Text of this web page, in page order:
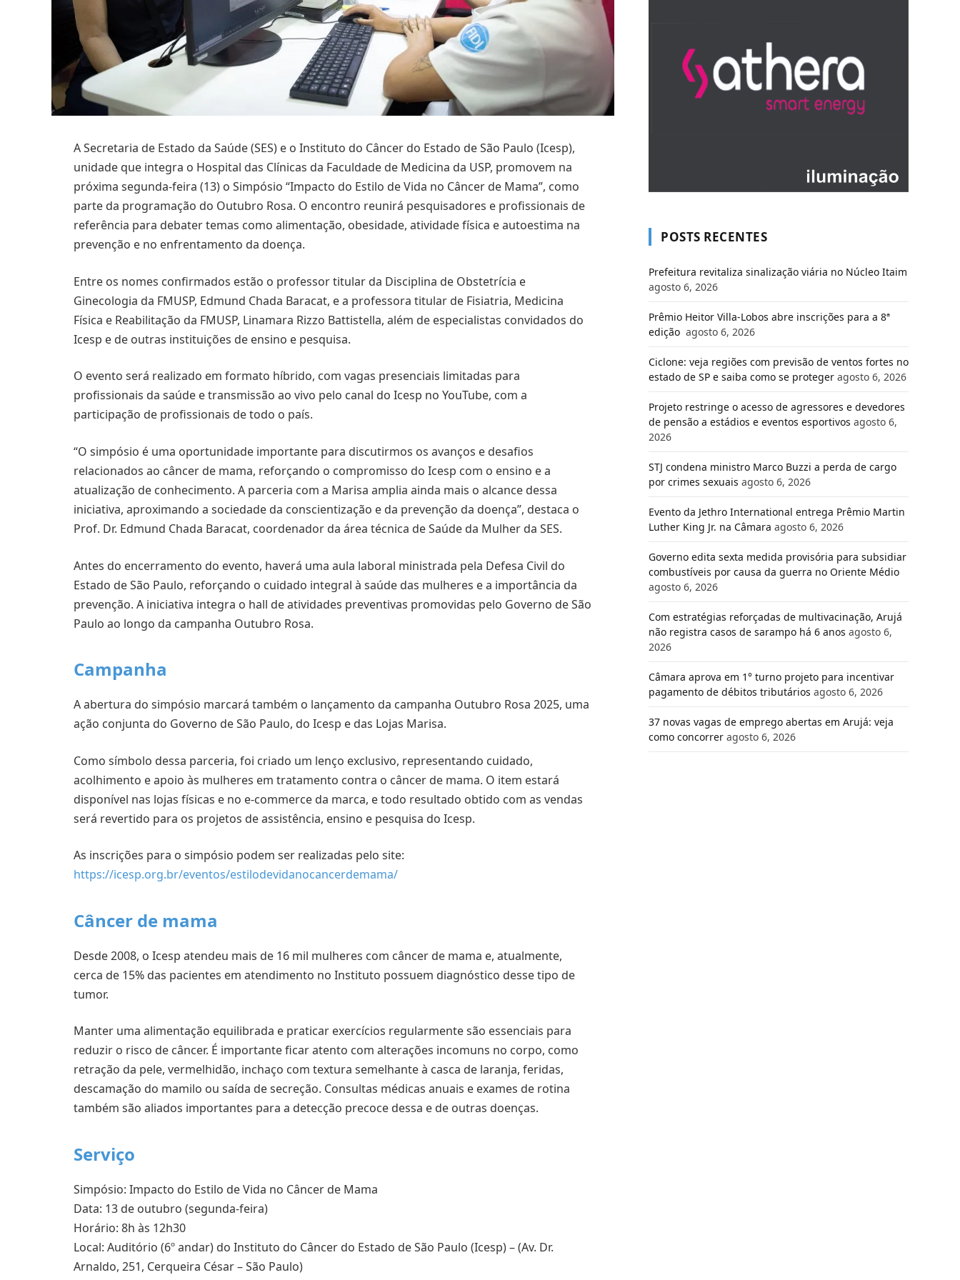
A Secretaria de Estado da Saúde (SES) e o Instituto do Câncer do Estado de São Paulo (Icesp),
unidade que integra o Hospital das Clínicas da Faculdade de Medicina da USP, promovem na
próxima segunda-feira (13) o Simpósio “Impacto do Estilo de Vida no Câncer de Mama”, como
parte da programação do Outubro Rosa. O encontro reunirá pesquisadores e profissionais de
referência para debater temas como alimentação, obesidade, atividade física e autoestima na
prevenção e no enfrentamento da doença.
Entre os nomes confirmados estão o professor titular da Disciplina de Obstetrícia e
Ginecologia da FMUSP, Edmund Chada Baracat, e a professora titular de Fisiatria, Medicina
Física e Reabilitação da FMUSP, Linamara Rizzo Battistella, além de especialistas convidados do
Icesp e de outras instituições de ensino e pesquisa.
O evento será realizado em formato híbrido, com vagas presenciais limitadas para
profissionais da saúde e transmissão ao vivo pelo canal do Icesp no YouTube, com a
participação de profissionais de todo o país.
“O simpósio é uma oportunidade importante para discutirmos os avanços e desafios
relacionados ao câncer de mama, reforçando o compromisso do Icesp com o ensino e a
atualização de conhecimento. A parceria com a Marisa amplia ainda mais o alcance dessa
iniciativa, aproximando a sociedade da conscientização e da prevenção da doença”, destaca o
Prof. Dr. Edmund Chada Baracat, coordenador da área técnica de Saúde da Mulher da SES.
Antes do encerramento do evento, haverá uma aula laboral ministrada pela Defesa Civil do
Estado de São Paulo, reforçando o cuidado integral à saúde das mulheres e a importância da
prevenção. A iniciativa integra o hall de atividades preventivas promovidas pelo Governo de São
Paulo ao longo da campanha Outubro Rosa.
Campanha
A abertura do simpósio marcará também o lançamento da campanha Outubro Rosa 2025, uma
ação conjunta do Governo de São Paulo, do Icesp e das Lojas Marisa.
Como símbolo dessa parceria, foi criado um lenço exclusivo, representando cuidado,
acolhimento e apoio às mulheres em tratamento contra o câncer de mama. O item estará
disponível nas lojas físicas e no e-commerce da marca, e todo resultado obtido com as vendas
será revertido para os projetos de assistência, ensino e pesquisa do Icesp.
As inscrições para o simpósio podem ser realizadas pelo site:
https://icesp.org.br/eventos/estilodevidanocancerdemama/
Câncer de mama
Desde 2008, o Icesp atendeu mais de 16 mil mulheres com câncer de mama e, atualmente,
cerca de 15% das pacientes em atendimento no Instituto possuem diagnóstico desse tipo de
tumor.
Manter uma alimentação equilibrada e praticar exercícios regularmente são essenciais para
reduzir o risco de câncer. É importante ficar atento com alterações incomuns no corpo, como
retração da pele, vermelhidão, inchaço com textura semelhante à casca de laranja, feridas,
descamação do mamilo ou saída de secreção. Consultas médicas anuais e exames de rotina
também são aliados importantes para a detecção precoce dessa e de outras doenças.
Serviço
Simpósio: Impacto do Estilo de Vida no Câncer de Mama
Data: 13 de outubro (segunda-feira)
Horário: 8h às 12h30
Local: Auditório (6º andar) do Instituto do Câncer do Estado de São Paulo (Icesp) – (Av. Dr.
Arnaldo, 251, Cerqueira César – São Paulo)
POSTS RECENTES
Prefeitura revitaliza sinalização viária no Núcleo Itaim
agosto 6, 2026
Prêmio Heitor Villa-Lobos abre inscrições para a 8ª
edição agosto 6, 2026
Ciclone: veja regiões com previsão de ventos fortes no
estado de SP e saiba como se proteger agosto 6, 2026
Projeto restringe o acesso de agressores e devedores
de pensão a estádios e eventos esportivos agosto 6,
2026
STJ condena ministro Marco Buzzi a perda de cargo
por crimes sexuais agosto 6, 2026
Evento da Jethro International entrega Prêmio Martin
Luther King Jr. na Câmara agosto 6, 2026
Governo edita sexta medida provisória para subsidiar
combustíveis por causa da guerra no Oriente Médio
agosto 6, 2026
Com estratégias reforçadas de multivacinação, Arujá
não registra casos de sarampo há 6 anos agosto 6,
2026
Câmara aprova em 1° turno projeto para incentivar
pagamento de débitos tributários agosto 6, 2026
37 novas vagas de emprego abertas em Arujá: veja
como concorrer agosto 6, 2026